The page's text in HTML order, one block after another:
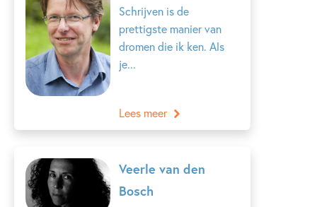
Schrijven is de
prettigste manier van
dromen die ik ken. Als
je...
Lees meer
Veerle van den
Bosch